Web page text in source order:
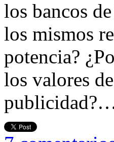
los bancos
los mismos
potencia?
los valores